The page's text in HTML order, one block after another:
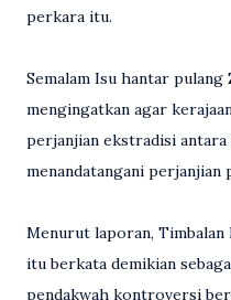
perkara itu.
Semalam Isu hantar pulang
mengingatkan agar
perjanjian ekstradisi antara
menandatangani perjanjian
Menurut laporan,
itu berkata demikian
pendakwah kontroversi